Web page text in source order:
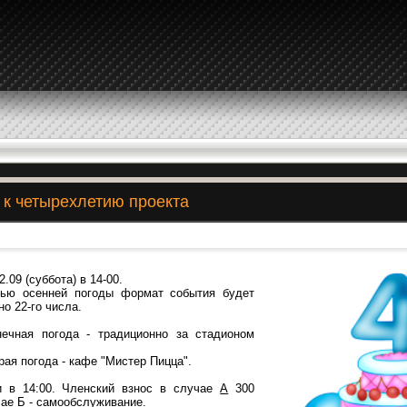
четырехлетию проекта
(суббота) в 14-00.
осенней погоды формат события будет
22-го числа.
погода - традиционно за стадионом
погода - кафе "Мистер Пицца".
в 14:00. Членский взнос в случаеА 300
Б - самообслуживание.